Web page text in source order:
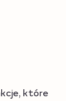
które